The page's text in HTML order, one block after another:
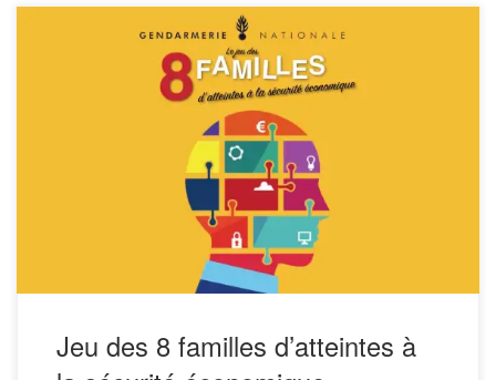
L’IHEMI et la Direction générale de la Gendarmerie
nationale proposent un livret de 48 fiches thématiques
classées en 8 familles accompagnées d’un jeu de cartes :
les atteintes physiques sur site, les
fragilisations/désorganisations d’entreprise, les atteintes
aux savoir-faire, les intrusions, les risques financiers, les
risques informatiques (la destruction de données, […]
Jeu des 8 familles d’atteintes à